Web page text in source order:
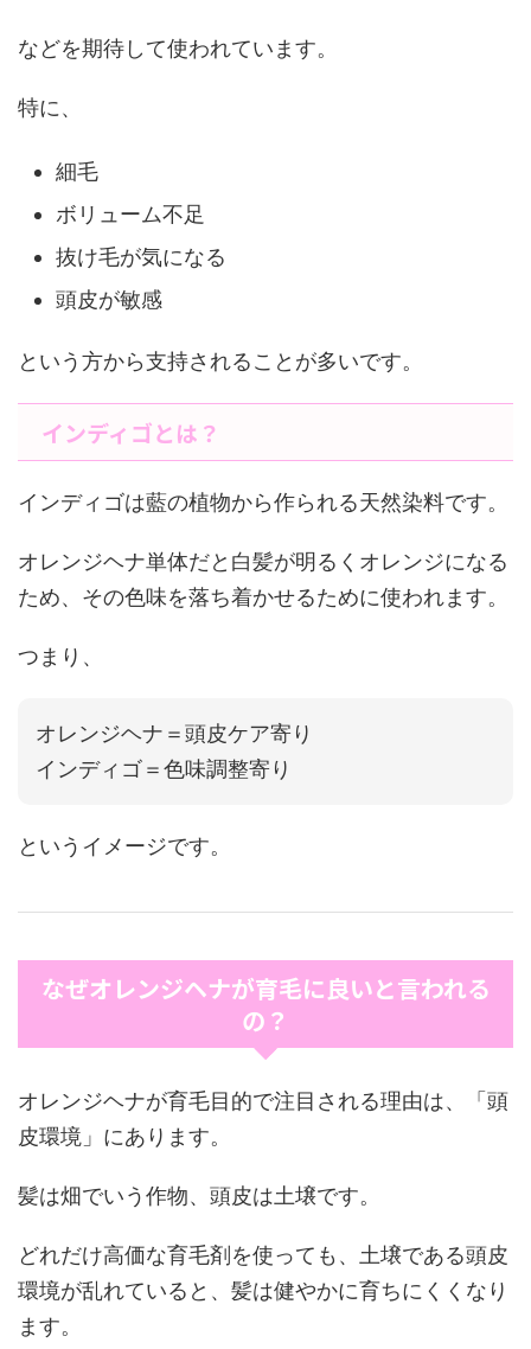
などを期待して使われています。
特に、
細毛
ボリューム不足
抜け毛が気になる
頭皮が敏感
という方から支持されることが多いです。
インディゴとは？
インディゴは藍の植物から作られる天然染料です。
オレンジヘナ単体だと白髪が明るくオレンジになる
ため、その色味を落ち着かせるために使われます。
つまり、
オレンジヘナ＝頭皮ケア寄り
インディゴ＝色味調整寄り
というイメージです。
なぜオレンジヘナが育毛に良いと言われる
の？
オレンジヘナが育毛目的で注目される理由は、「頭
皮環境」にあります。
髪は畑でいう作物、頭皮は土壌です。
どれだけ高価な育毛剤を使っても、土壌である頭皮
環境が乱れていると、髪は健やかに育ちにくくなり
ます。